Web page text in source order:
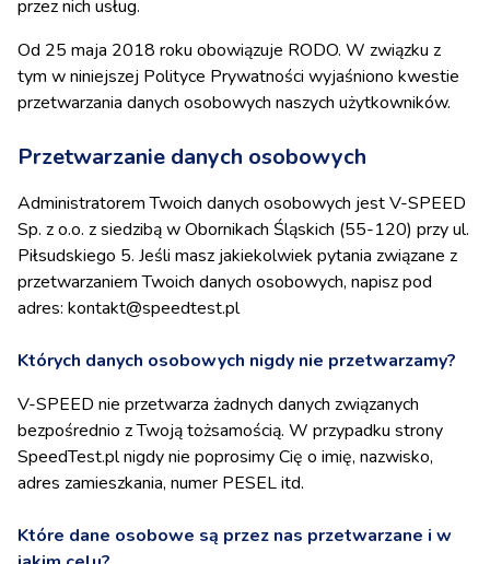
przez nich usług.
Od 25 maja 2018 roku obowiązuje RODO. W związku z
tym w niniejszej Polityce Prywatności wyjaśniono kwestie
przetwarzania danych osobowych naszych użytkowników.
Przetwarzanie danych osobowych
Administratorem Twoich danych osobowych jest V-SPEED
Sp. z o.o. z siedzibą w Obornikach Śląskich (55-120) przy ul.
Piłsudskiego 5. Jeśli masz jakiekolwiek pytania związane z
przetwarzaniem Twoich danych osobowych, napisz pod
adres: kontakt@speedtest.pl
Których danych osobowych nigdy nie przetwarzamy?
V-SPEED nie przetwarza żadnych danych związanych
bezpośrednio z Twoją tożsamością. W przypadku strony
SpeedTest.pl nigdy nie poprosimy Cię o imię, nazwisko,
adres zamieszkania, numer PESEL itd.
Które dane osobowe są przez nas przetwarzane i w